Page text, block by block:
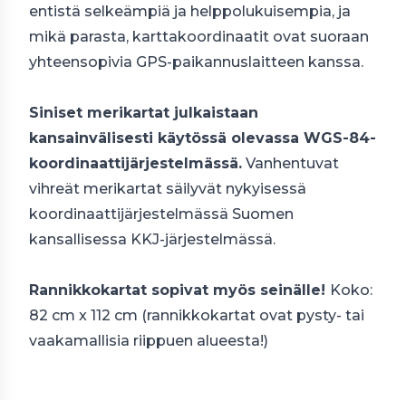
entistä selkeämpiä ja helppolukuisempia, ja
mikä parasta, karttakoordinaatit ovat suoraan
yhteensopivia GPS-paikannuslaitteen kanssa.
Siniset merikartat julkaistaan
kansainvälisesti käytössä olevassa WGS-84-
koordinaattijärjestelmässä. Vanhentuvat
vihreät merikartat säilyvät nykyisessä
koordinaattijärjestelmässä Suomen
kansallisessa KKJ-järjestelmässä.
Rannikkokartat sopivat myös seinälle! Koko:
82 cm x 112 cm (rannikkokartat ovat pysty- tai
vaakamallisia riippuen alueesta!)